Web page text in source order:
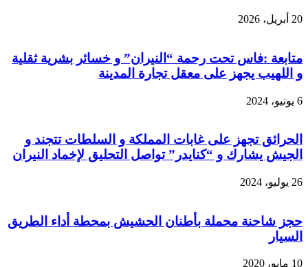
20 أبريل، 2026
متابعة :فاس تحت رحمة “النيران” و خسائر بشرية ثقلية
و اللهيب يجهز على معقل تجارة المدينة
6 يونيو، 2024
الحرائق تجهز على غابات المملكة و السلطات تتجند و
الجيش يشارك و “كنايدر” تواصل التحليق لإخماد النيران
26 يوليو، 2024
حجز شاحنة محملة بأطنان الحشيش بمحطة أداء الطريق
السيار
10 مايو، 2020